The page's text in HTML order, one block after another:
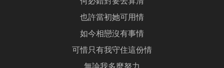
也許當初她可用情
如今相戀沒有事情
可惜只有我守住這份情